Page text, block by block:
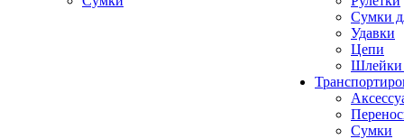
Сумки
Удавки
Цепи
Шлейки
Сумки